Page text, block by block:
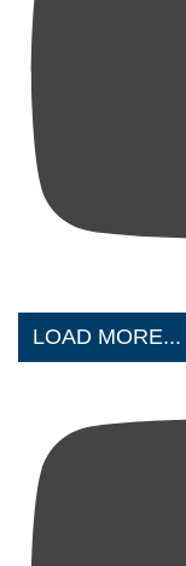
LOAD MORE...